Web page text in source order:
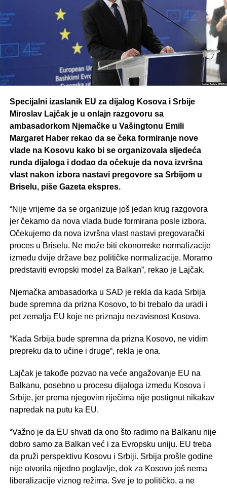
Specijalni izaslanik EU za dijalog Kosova i Srbije
Miroslav Lajčak je u onlajn razgovoru sa
ambasadorkom Njemačke u Vašingtonu Emili
Margaret Haber rekao da se čeka formiranje nove
vlade na Kosovu kako bi se organizovala sljedeća
runda dijaloga i dodao da očekuje da nova izvršna
vlast nakon izbora nastavi pregovore sa Srbijom u
Briselu, piše Gazeta ekspres.
“Nije vrijeme da se organizuje još jedan krug razgovora
jer čekamo da nova vlada bude formirana posle izbora.
Očekujemo da nova izvršna vlast nastavi pregovarački
proces u Briselu. Ne može biti ekonomske normalizacije
između dvije države bez političke normalizacije. Moramo
predstaviti evropski model za Balkan”, rekao je Lajčak.
Njemačka ambasadorka u SAD je rekla da kada Srbija
bude spremna da prizna Kosovo, to bi trebalo da uradi i
pet zemalja EU koje ne priznaju nezavisnost Kosova.
“Kada Srbija bude spremna da prizna Kosovo, ne vidim
prepreku da to učine i druge“, rekla je ona.
Lajčak je takođe pozvao na veće angažovanje EU na
Balkanu, posebno u procesu dijaloga između Kosova i
Srbije, jer prema njegovim riječima nije postignut nikakav
napredak na putu ka EU.
“Važno je da EU shvati da ono što radimo na Balkanu nije
dobro samo za Balkan već i za Evropsku uniju. EU treba
da pruži perspektivu Kosovu i Srbiji. Srbija prošle godine
nije otvorila nijedno poglavlje, dok za Kosovo još nema
liberalizacije viznog režima. Sve je to političko, a ne